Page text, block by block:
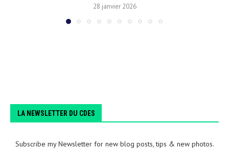
28 janvier 2026
LA NEWSLETTER DU CDES
Subscribe my Newsletter for new blog posts, tips & new photos.